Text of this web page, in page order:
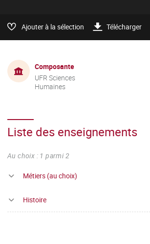
Ajouter à la sélection Télécharger
Composante
UFR Sciences
Humaines
Liste des enseignements
Au choix : 1 parmi 2
Métiers (au choix)
Histoire